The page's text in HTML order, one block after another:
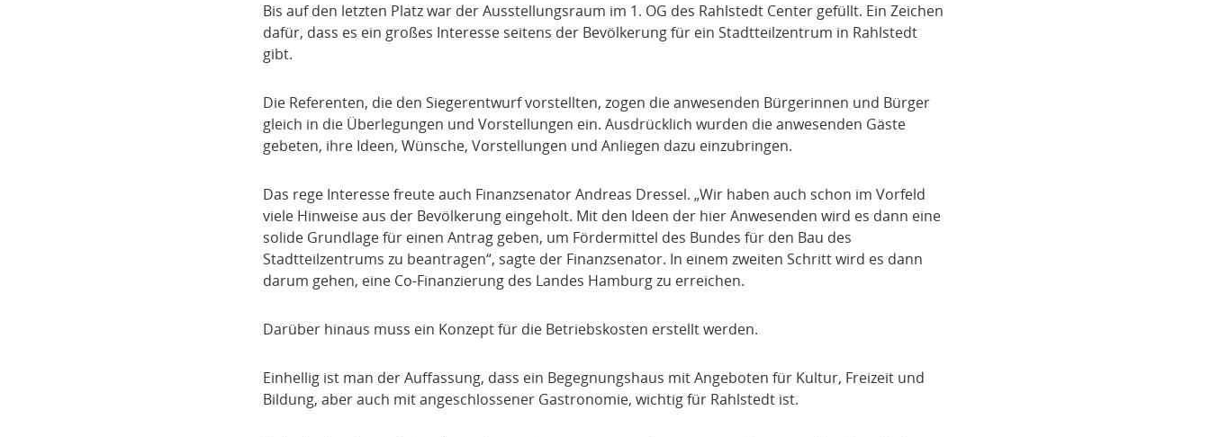
Bis auf den letzten Platz war der Ausstellungsraum im 1. OG des Rahlstedt Center gefüllt. Ein Zeichen
dafür, dass es ein großes Interesse seitens der Bevölkerung für ein Stadtteilzentrum in Rahlstedt
gibt.
Die Referenten, die den Siegerentwurf vorstellten, zogen die anwesenden Bürgerinnen und Bürger
gleich in die Überlegungen und Vorstellungen ein. Ausdrücklich wurden die anwesenden Gäste
gebeten, ihre Ideen, Wünsche, Vorstellungen und Anliegen dazu einzubringen.
Das rege Interesse freute auch Finanzsenator Andreas Dressel. „Wir haben auch schon im Vorfeld
viele Hinweise aus der Bevölkerung eingeholt. Mit den Ideen der hier Anwesenden wird es dann eine
solide Grundlage für einen Antrag geben, um Fördermittel des Bundes für den Bau des
Stadtteilzentrums zu beantragen“, sagte der Finanzsenator. In einem zweiten Schritt wird es dann
darum gehen, eine Co-Finanzierung des Landes Hamburg zu erreichen.
Darüber hinaus muss ein Konzept für die Betriebskosten erstellt werden.
Einhellig ist man der Auffassung, dass ein Begegnungshaus mit Angeboten für Kultur, Freizeit und
Bildung, aber auch mit angeschlossener Gastronomie, wichtig für Rahlstedt ist.